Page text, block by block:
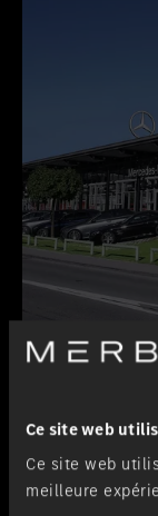
Ce site web
Ce site web
meilleure
Lugano-